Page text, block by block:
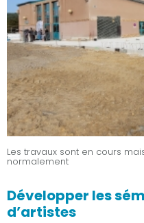
Les travaux sont en cours
normalement
Développer les
d’artistes